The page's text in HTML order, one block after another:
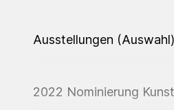
Ausstellungen
2022 Nominierung